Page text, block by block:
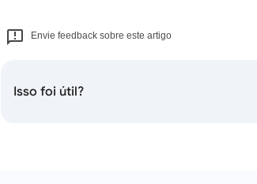
Envie feedback sobre este artigo
Isso foi útil?